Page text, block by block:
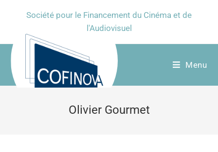
Société pour le Financement du Cinéma et de
l'Audiovisuel
Menu
Olivier Gourmet